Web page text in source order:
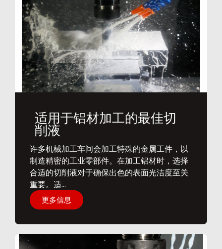
适用于铝材加工的最佳切
削液
​许多机械加工车间会加工特殊的金属工件，以
制造精密的工业零部件。在加工铝材时，选择
合适的切削液对于确保出色的表面光洁度至关
重要。适...
更多信息